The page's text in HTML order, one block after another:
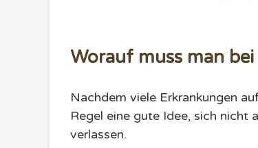
Worauf muss man
Nachdem viele Erkrankungen
Regel eine gute Idee, sich nicht
verlassen.